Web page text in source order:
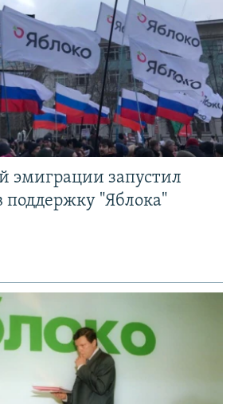
эмиграции запустил
"Яблока"